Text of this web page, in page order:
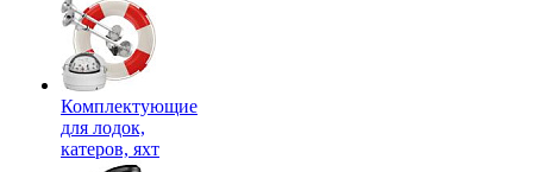
Комплектующие
для лодок,
катеров, яхт